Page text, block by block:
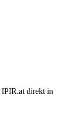
IPIR.at direkt in